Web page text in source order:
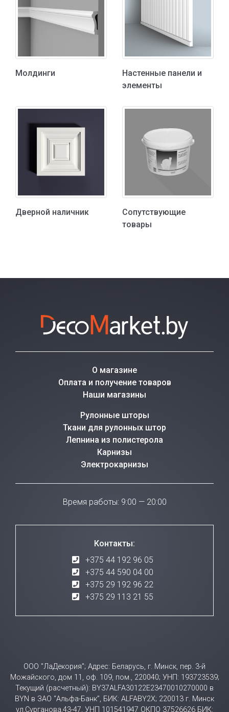
Молдинги
Настенные панели и
элементы
Дверной наличник
Сопутствующие
товары
О магазине
Оплата и получение товаров
Наши магазины
Рулонные шторы
Ткани для рулонных штор
Лепнина из полистерола
Карнизы
Электрокарнизы
Время работы: 9:00 — 20:00
Контакты:
+375 44 192 96 05
+375 44 590 04 00
+375 29 192 96 22
+375 29 113 21 55
ООО "ЛаДекория"; Адрес: Беларусь, г. Минск, пер. 3-й
Можайского, дом 11, оф. 109, пом., 220040; УНП: 193723539;
Текущий (расчетный): BY37ALFA30122E23470010270000 в
BYN в ЗАО “Альфа-Банк”, БИК: ALFABY2X; 220013 г. Минск
ул.Сурганова,43-47, УНП 101541947 ОКПО 37526626 БИК: